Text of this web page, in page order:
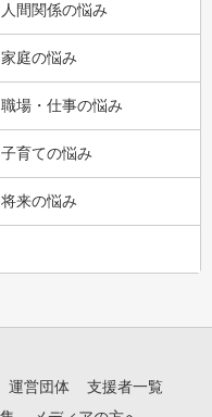
人間関係の悩み
家庭の悩み
職場・仕事の悩み
子育ての悩み
将来の悩み
運営団体
支援者一覧